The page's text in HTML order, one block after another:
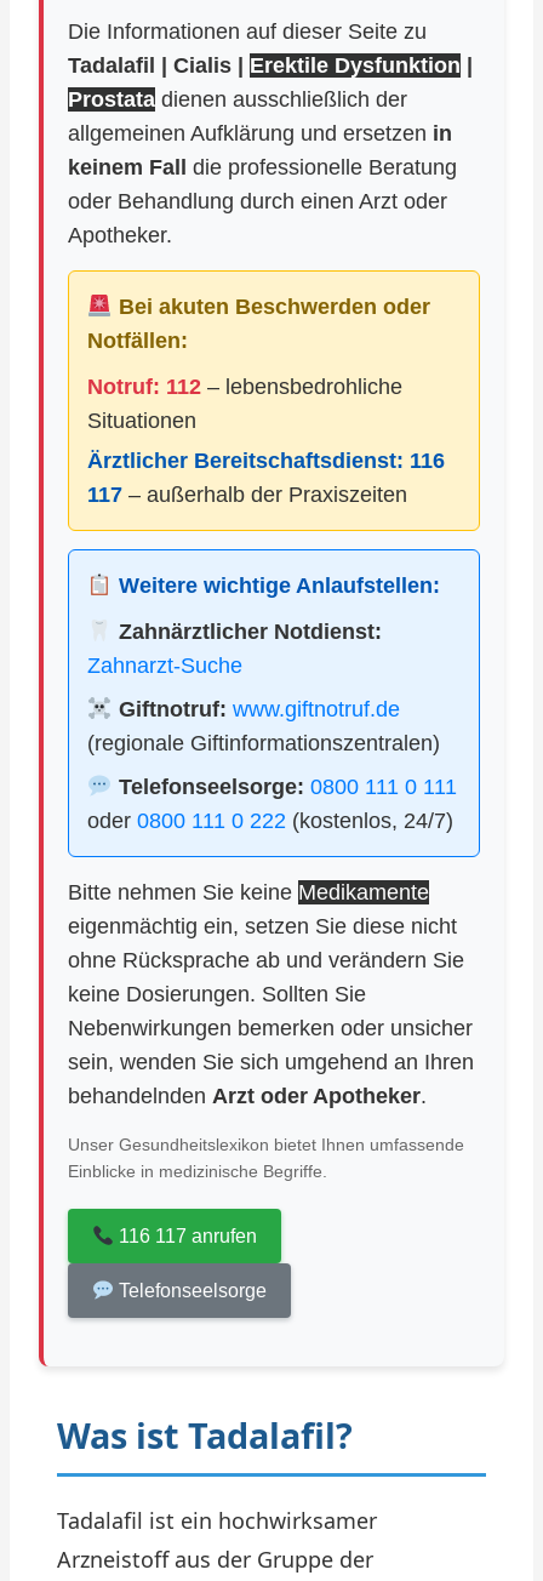
Die Informationen auf dieser Seite zu
Tadalafil | Cialis | Erektile Dysfunktion
Prostata dienen ausschließlich der
allgemeinen Aufklärung und ersetzen in
keinem Fall
die professionelle Beratung
oder Behandlung durch einen Arzt oder
Apotheker.
Bei akuten Beschwerden oder
Notfällen:
Notruf: 112 – lebensbedrohliche
Situationen
Ärztlicher Bereitschaftsdienst: 116
117 – außerhalb der Praxiszeiten
Weitere wichtige Anlaufstellen:
Zahnärztlicher Notdienst:
Zahnarzt-Suche
Giftnotruf: www.giftnotruf.de
(regionale Giftinformationszentralen)
Telefonseelsorge: 0800 111 0 111
oder 0800 111 0 222 (kostenlos, 24/7)
Bitte nehmen Sie keine Medikamente
eigenmächtig ein, setzen Sie diese nicht
ohne Rücksprache ab und verändern Sie
keine Dosierungen. Sollten Sie
Nebenwirkungen bemerken oder unsicher
sein, wenden Sie sich umgehend an Ihren
behandelnden Arzt oder Apotheker.
Unser Gesundheitslexikon bietet Ihnen umfassende
Einblicke in medizinische Begriffe.
116 117 anrufen
Telefonseelsorge
Was ist Tadalafil?
Tadalafil ist ein hochwirksamer
Arzneistoff aus der Gruppe der